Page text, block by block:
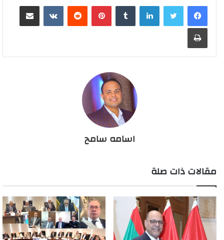
لينكدإن بينتيريست مشاركة عبر البريد
طباعة
اسامه سامح
مقالات ذات صلة